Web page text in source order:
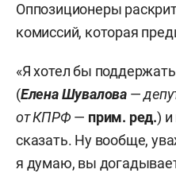
Оппозиционеры
комиссий, которая
«Я хотел бы
(Елена Шувалова —
от КПРФ — прим. ред.) и
сказать. Ну вообще,
я думаю, вы